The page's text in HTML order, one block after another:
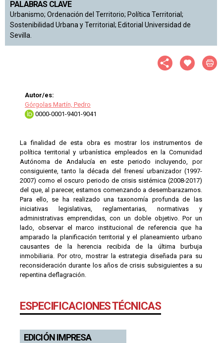
PALABRAS CLAVE
Urbanismo; Ordenación del Territorio; Política Territorial;
Sostenibilidad Urbana y Territorial; Editorial Universidad de
Sevilla.
Autor/es:
Górgolas Martín, Pedro
0000-0001-9401-9041
La finalidad de esta obra es mostrar los instrumentos de
política territorial y urbanística empleados en la Comunidad
Autónoma de Andalucía en este periodo incluyendo, por
consiguiente, tanto la década del frenesí urbanizador (1997-
2007) como el oscuro periodo de crisis sistémica (2008-2017)
del que, al parecer, estamos comenzando a desembarazarnos.
Para ello, se ha realizado una taxonomía profunda de las
iniciativas legislativas, reglamentarias, normativas y
administrativas emprendidas, con un doble objetivo. Por un
lado, observar el marco institucional de referencia que ha
amparado la planificación territorial y el planeamiento urbano
causantes de la herencia recibida de la última burbuja
inmobiliaria. Por otro, mostrar la estrategia diseñada para su
reconsideración durante los años de crisis subsiguientes a su
repentina deflagración.
ESPECIFICACIONES TÉCNICAS
EDICIÓN IMPRESA